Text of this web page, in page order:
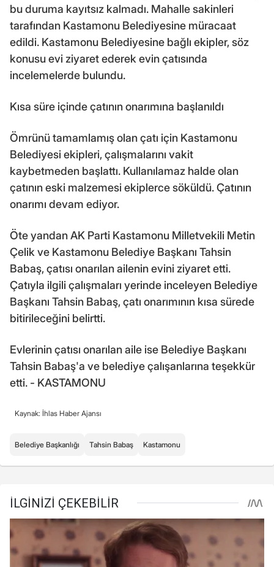
bu duruma kayıtsız kalmadı. Mahalle sakinleri
tarafından Kastamonu Belediyesine müracaat
edildi. Kastamonu Belediyesine bağlı ekipler, söz
konusu evi ziyaret ederek evin çatısında
incelemelerde bulundu.
Kısa süre içinde çatının onarımına başlanıldı
Ömrünü tamamlamış olan çatı için Kastamonu
Belediyesi ekipleri, çalışmalarını vakit
kaybetmeden başlattı. Kullanılamaz halde olan
çatının eski malzemesi ekiplerce söküldü. Çatının
onarımı devam ediyor.
Öte yandan AK Parti Kastamonu Milletvekili Metin
Çelik ve Kastamonu Belediye Başkanı Tahsin
Babaş, çatısı onarılan ailenin evini ziyaret etti.
Çatıyla ilgili çalışmaları yerinde inceleyen Belediye
Başkanı Tahsin Babaş, çatı onarımının kısa sürede
bitirileceğini belirtti.
Evlerinin çatısı onarılan aile ise Belediye Başkanı
Tahsin Babaş'a ve belediye çalışanlarına teşekkür
etti. - KASTAMONU
Kaynak: İhlas Haber Ajansı
Belediye Başkanlığı Tahsin Babaş Kastamonu